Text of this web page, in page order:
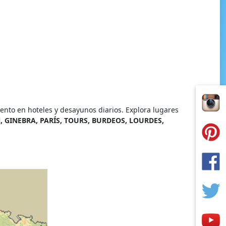
en hoteles y desayunos diarios. Explora lugares
PARÍS, TOURS, BURDEOS, LOURDES,